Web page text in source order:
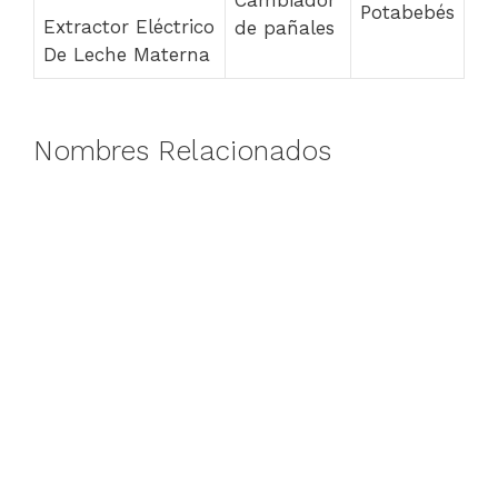
Extractor Eléctrico
De Leche Materna
de pañales
Potabebés
Nombres Relacionados